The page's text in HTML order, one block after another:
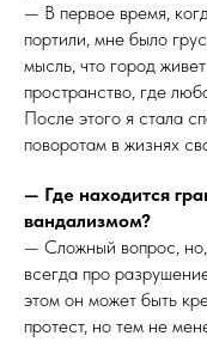
— В первое время,
портили, мне было
мысль, что город
пространство, где
После этого я стала
поворотам в жизнях
— Где находится
вандализмом?
— Сложный вопрос,
всегда про
этом он может быть
протест, но тем не